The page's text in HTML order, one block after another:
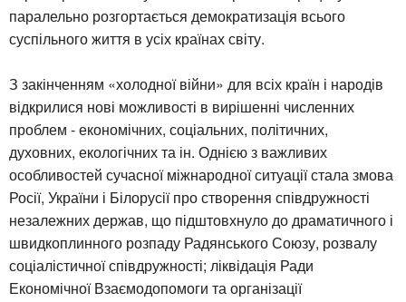
паралельно розгортається демократизація всього
суспільного життя в усіх країнах світу.
З закінченням «холодної війни» для всіх країн і народів
відкрилися нові можливості в вирішенні численних
проблем - економічних, соціальних, політичних,
духовних, екологічних та ін. Однією з важливих
особливостей сучасної міжнародної ситуації стала змова
Росії, України і Білорусії про створення співдружності
незалежних держав, що підштовхнуло до драматичного і
швидкоплинного розпаду Радянського Союзу, розвалу
соціалістичної співдружності; ліквідація Ради
Економічної Взаємодопомоги та організації